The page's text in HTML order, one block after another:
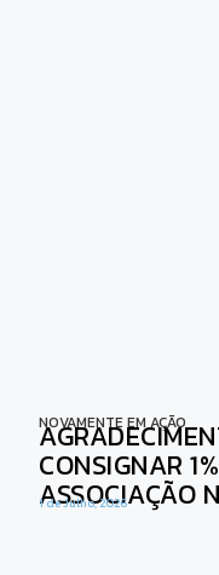
NOVAMENTE EM AÇÃO
CONSIGNAR
ASSOCIAÇÃO
1 de Julho, 2026